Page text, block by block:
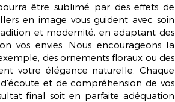
être sublimé par des effets de
en image vous guident avec soin
et modernité, en adaptant des
vos envies. Nous encourageons la
des ornements floraux ou des
votre élégance naturelle. Chaque
et de compréhension de vos
final soit en parfaite adéquation